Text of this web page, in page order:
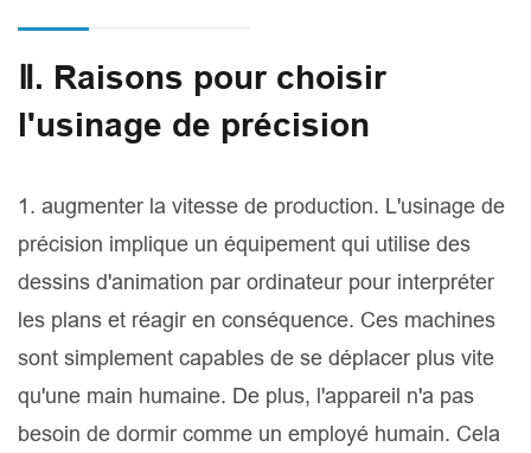
Ⅱ. Raisons pour choisir
l'usinage de précision
1. augmenter la vitesse de production. L'usinage de
précision implique un équipement qui utilise des
dessins d'animation par ordinateur pour interpréter
les plans et réagir en conséquence. Ces machines
sont simplement capables de se déplacer plus vite
qu'une main humaine. De plus, l'appareil n'a pas
besoin de dormir comme un employé humain. Cela